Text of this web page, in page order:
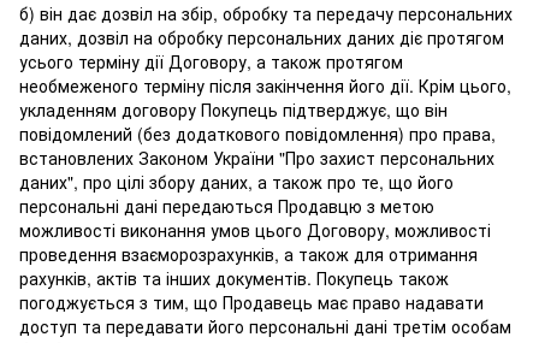
б) він дає дозвіл на збір, обробку та передачу персональних
даних, дозвіл на обробку персональних даних діє протягом
усього терміну дії Договору, а також протягом
необмеженого терміну після закінчення його дії. Крім цього,
укладенням договору Покупець підтверджує, що він
повідомлений (без додаткового повідомлення) про права,
встановлених Законом України "Про захист персональних
даних", про цілі збору даних, а також про те, що його
персональні дані передаються Продавцю з метою
можливості виконання умов цього Договору, можливості
проведення взаєморозрахунків, а також для отримання
рахунків, актів та інших документів. Покупець також
погоджується з тим, що Продавець має право надавати
доступ та передавати його персональні дані третім особам